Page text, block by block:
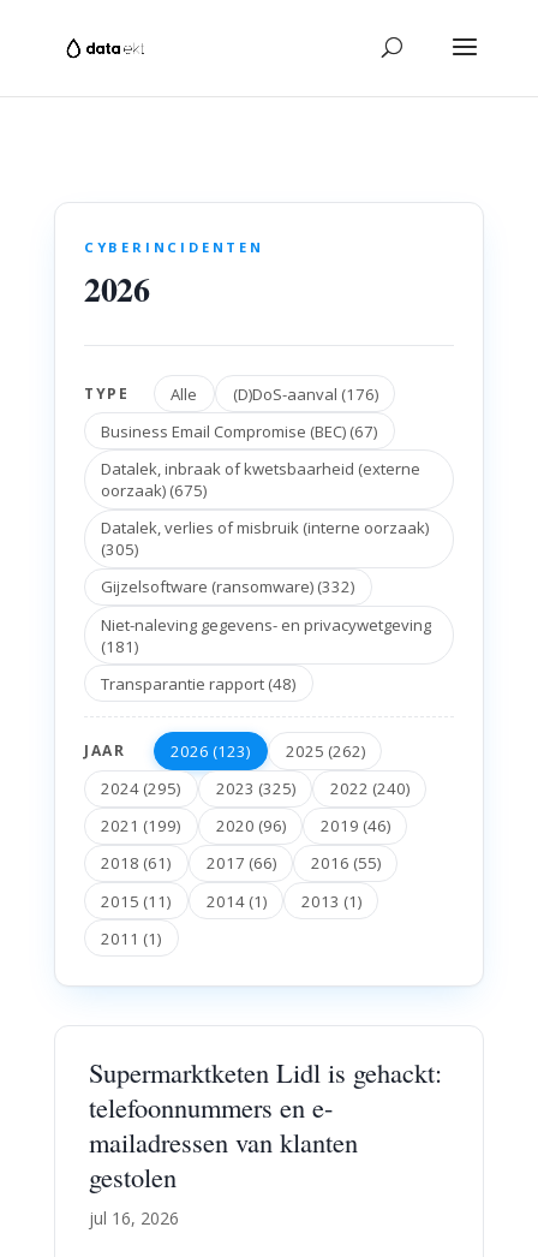
CYBERINCIDENTEN
2026
TYPE Alle
(D)DoS-aanval (176)
Business Email Compromise (BEC) (67)
Datalek, inbraak of kwetsbaarheid (externe
oorzaak) (675)
Datalek, verlies of misbruik (interne oorzaak)
(305)
Gijzelsoftware (ransomware) (332)
Niet-naleving gegevens- en privacywetgeving
(181)
Transparantie rapport (48)
JAAR 2026 (123)
2025 (262)
2024 (295)
2023 (325)
2022 (240)
2021 (199)
2020 (96)
2019 (46)
2018 (61)
2017 (66)
2016 (55)
2015 (11)
2014 (1)
2013 (1)
2011 (1)
Supermarktketen Lidl is gehackt:
telefoonnummers en e-
mailadressen van klanten
gestolen
jul 16, 2026